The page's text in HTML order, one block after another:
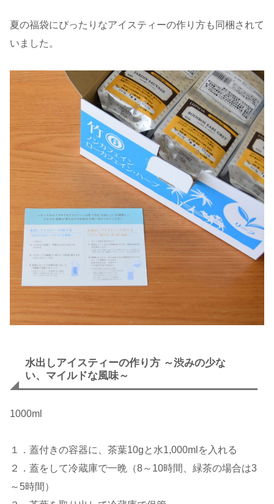
夏の福袋にぴったりなアイスティーの作り方も同梱されて
いました。
水出しアイスティーの作り方 ～渋みの少な
い、マイルドな風味～
1000ml
１．蓋付きの容器に、茶葉10gと水1,000mlを入れる
２．蓋をして冷蔵庫で一晩（8～10時間、緑茶の場合は3
～5時間）